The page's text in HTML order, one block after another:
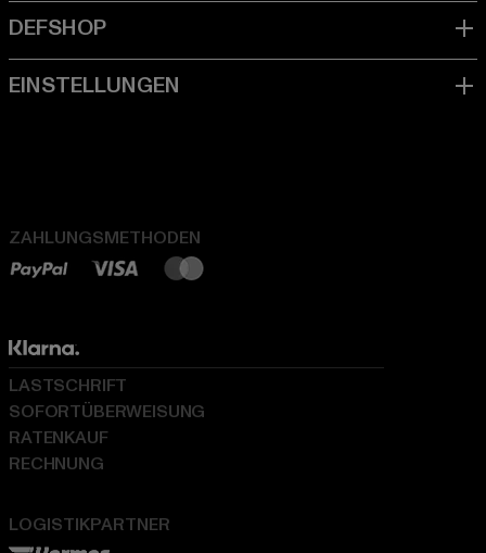
ZAHLUNGSMETHODEN
LOGISTIKPARTNER
LASTSCHRIFT
SOFORTÜBERWEISUNG
RATENKAUF
RECHNUNG